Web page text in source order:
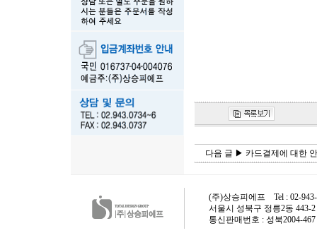
다음 글 ▶ 카드결제에 대한
(주)상승피에프 Tel : 02-943-
서울시 성북구 정릉2동 443-
통신판매번호 : 성북2004-467